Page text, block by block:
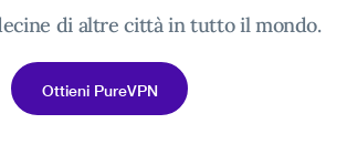
di altre città in tutto il mondo.
Ottieni PureVPN